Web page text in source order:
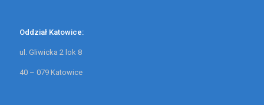
Oddział Katowice:
ul. Gliwicka 2 lok 8
40 – 079 Katowice